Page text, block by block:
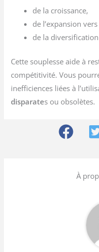
de la croissance,
de l’expansion
de la
Cette souplesse aide à
compétitivité. Vous
inefficiences liées à
disparates ou obsolètes.
À